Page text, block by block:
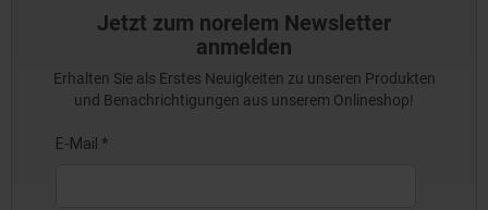
Jetzt zum norelem Newsletter
anmelden
Erhalten Sie als Erstes Neuigkeiten zu unseren Produkten
und Benachrichtigungen aus unserem Onlineshop!